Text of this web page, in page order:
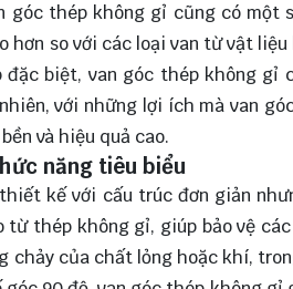
góc thép không gỉ cũng có
hơn so với các loại van từ vật
biệt, van góc thép không
với những lợi ích mà van
và hiệu quả cao.
năng tiêu biểu
kế với cấu trúc đơn giản
thép không gỉ, giúp bảo vệ
chảy của chất lỏng hoặc khí,